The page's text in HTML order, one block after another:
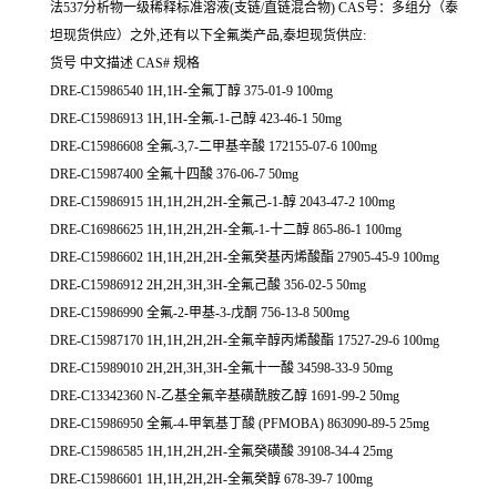
法537分析物一级稀释标准溶液(支链/直链混合物) CAS号：多组分（泰
坦现货供应）之外,还有以下全氟类产品,泰坦现货供应:
货号 中文描述 CAS# 规格
DRE-C15986540 1H,1H-全氟丁醇 375-01-9 100mg
DRE-C15986913 1H,1H-全氟-1-己醇 423-46-1 50mg
DRE-C15986608 全氟-3,7-二甲基辛酸 172155-07-6 100mg
DRE-C15987400 全氟十四酸 376-06-7 50mg
DRE-C15986915 1H,1H,2H,2H-全氟己-1-醇 2043-47-2 100mg
DRE-C16986625 1H,1H,2H,2H-全氟-1-十二醇 865-86-1 100mg
DRE-C15986602 1H,1H,2H,2H-全氟癸基丙烯酸酯 27905-45-9 100mg
DRE-C15986912 2H,2H,3H,3H-全氟己酸 356-02-5 50mg
DRE-C15986990 全氟-2-甲基-3-戊酮 756-13-8 500mg
DRE-C15987170 1H,1H,2H,2H-全氟辛醇丙烯酸酯 17527-29-6 100mg
DRE-C15989010 2H,2H,3H,3H-全氟十一酸 34598-33-9 50mg
DRE-C13342360 N-乙基全氟辛基磺酰胺乙醇 1691-99-2 50mg
DRE-C15986950 全氟-4-甲氧基丁酸 (PFMOBA) 863090-89-5 25mg
DRE-C15986585 1H,1H,2H,2H-全氟癸磺酸 39108-34-4 25mg
DRE-C15986601 1H,1H,2H,2H-全氟癸醇 678-39-7 100mg